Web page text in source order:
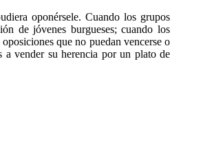
oponérsele. Cuando los grupos
de jóvenes burgueses; cuando los
que no puedan vencerse o
a vender su herencia por un plato de